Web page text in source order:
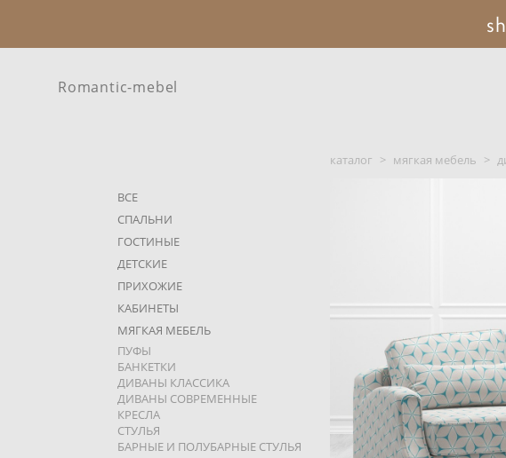
Romantic-mebel
ВСЕ
СПАЛЬНИ
ГОСТИНЫЕ
ДЕТСКИЕ
ПРИХОЖИЕ
КАБИНЕТЫ
МЯГКАЯ МЕБЕЛЬ
ПУФЫ
БАНКЕТКИ
ДИВАНЫ КЛАССИКА
ДИВАНЫ СОВРЕМЕННЫЕ
КРЕСЛА
СТУЛЬЯ
БАРНЫЕ И ПОЛУБАРНЫЕ СТУЛЬЯ
каталог > мягкая мебель >